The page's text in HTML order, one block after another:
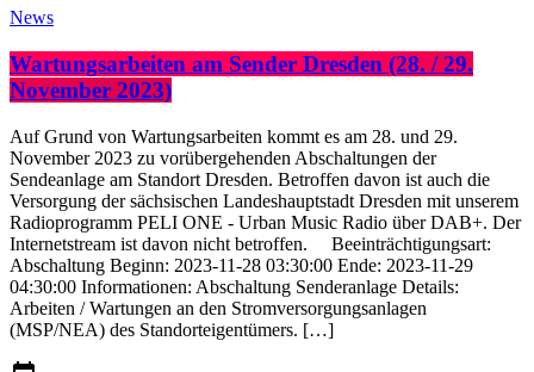
News
Wartungsarbeiten am Sender Dresden (28. / 29.
November 2023)
Auf Grund von Wartungsarbeiten kommt es am 28. und 29.
November 2023 zu vorübergehenden Abschaltungen der
Sendeanlage am Standort Dresden. Betroffen davon ist auch die
Versorgung der sächsischen Landeshauptstadt Dresden mit unserem
Radioprogramm PELI ONE - Urban Music Radio über DAB+. Der
Internetstream ist davon nicht betroffen. Beeinträchtigungsart:
Abschaltung Beginn: 2023-11-28 03:30:00 Ende: 2023-11-29
04:30:00 Informationen: Abschaltung Senderanlage Details:
Arbeiten / Wartungen an den Stromversorgungsanlagen
(MSP/NEA) des Standorteigentümers. […]